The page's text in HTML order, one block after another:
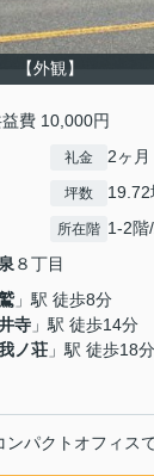
【外観】
費 10,000円
礼金 2ヶ月
坪数 19.72
所在階 1-2階
８丁目
」駅 徒歩8分
寺 」駅 徒歩14分
ノ荘 」駅 徒歩18分
パクトオフィス